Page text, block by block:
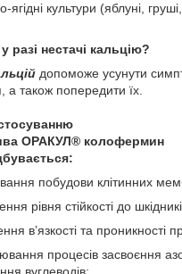
ягідні культури (яблуні,
разі нестачі кальцію?
допоможе усунути
а також попередити їх.
ОРАКУЛ® колофермин
побудови клітинних
рівня стійкості до
в’язкості та проникності
процесів засвоєння